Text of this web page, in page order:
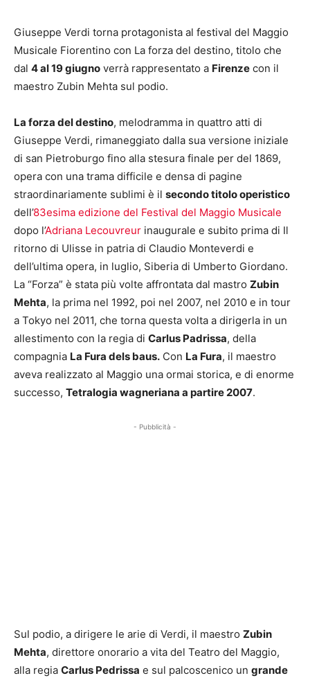
Giuseppe Verdi torna protagonista al festival del Maggio
Musicale Fiorentino con La forza del destino, titolo che
dal 4 al 19 giugno verrà rappresentato a Firenze con il
maestro Zubin Mehta sul podio.
La forza del destino, melodramma in quattro atti di
Giuseppe Verdi, rimaneggiato dalla sua versione iniziale
di san Pietroburgo fino alla stesura finale per del 1869,
opera con una trama difficile e densa di pagine
straordinariamente sublimi è il secondo titolo operistico
dell’83esima edizione del Festival del Maggio Musicale
dopo l’Adriana Lecouvreur inaugurale e subito prima di Il
ritorno di Ulisse in patria di Claudio Monteverdi e
dell’ultima opera, in luglio, Siberia di Umberto Giordano.
La “Forza” è stata più volte affrontata dal mastro Zubin
Mehta, la prima nel 1992, poi nel 2007, nel 2010 e in tour
a Tokyo nel 2011, che torna questa volta a dirigerla in un
allestimento con la regia di Carlus Padrissa, della
compagnia La Fura dels baus. Con La Fura, il maestro
aveva realizzato al Maggio una ormai storica, e di enorme
successo, Tetralogia wagneriana a partire 2007.
- Pubblicità -
Sul podio, a dirigere le arie di Verdi, il maestro Zubin
Mehta, direttore onorario a vita del Teatro del Maggio,
alla regia Carlus Pedrissa e sul palcoscenico un grande